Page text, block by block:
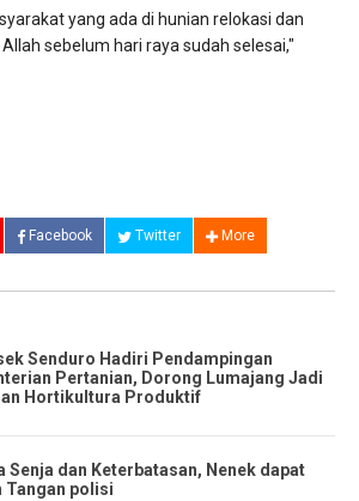
yang ada di hunian relokasi dan
sebelum hari raya sudah selesai,"
Facebook Twitter More
Senduro Hadiri Pendampingan
Pertanian, Dorong Lumajang Jadi
Hortikultura Produktif
Senja dan Keterbatasan, Nenek dapat
Tangan polisi